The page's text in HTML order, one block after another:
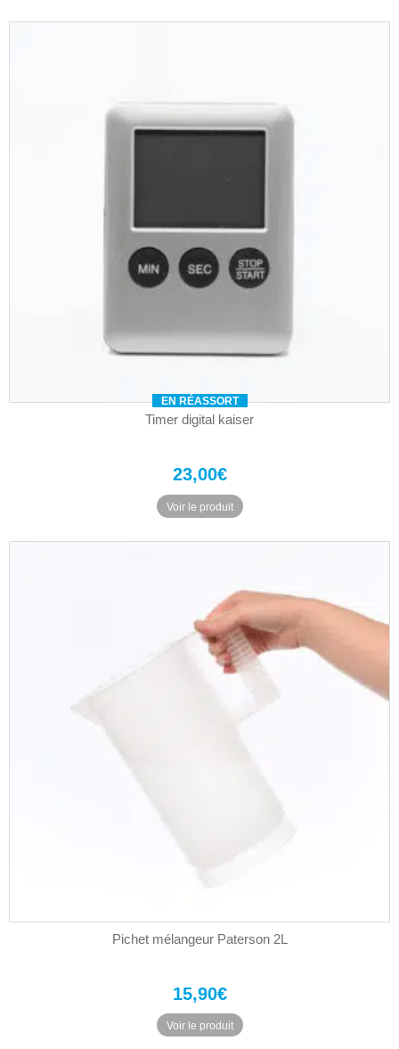
EN RÉASSORT
Timer digital kaiser
23,00€
Voir le produit
Pichet mélangeur Paterson 2L
15,90€
Voir le produit